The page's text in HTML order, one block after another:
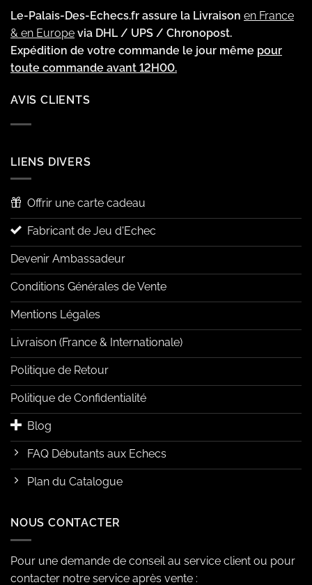
Le-Palais-Des-Echecs.fr assure la Livraison en France
& en Europe via DHL / UPS / Chronopost.
Expédition de votre commande le jour même pour
toute commande avant 12H00.
AVIS CLIENTS
LIENS DIVERS
Offrir une carte cadeau
Fabricant de Jeu d'Echec
Devenir Ambassadeur
Conditions Générales de Vente
Mentions Légales
Livraison (France & Internationale)
Politique de Retour
Politique de Confidentialité
Blog
FAQ Débutants aux Echecs
Plan du Catalogue
NOUS CONTACTER
Pour une demande de conseil au service client ou pour
contacter notre service après vente :